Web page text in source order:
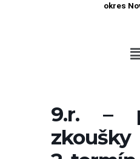
okres
9.r. –
zkoušky